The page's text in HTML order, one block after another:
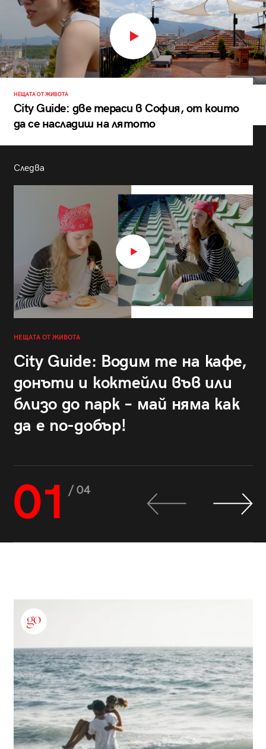
НЕЩАТА ОТ ЖИВОТА
City Guide: две тераси в София, от които
да се насладиш на лятото
Следва
НЕЩАТА ОТ ЖИВОТА
City Guide: Водим те на кафе,
донъти и коктейли във или
близо до парк – май няма как
да е по-добър!
01 / 04